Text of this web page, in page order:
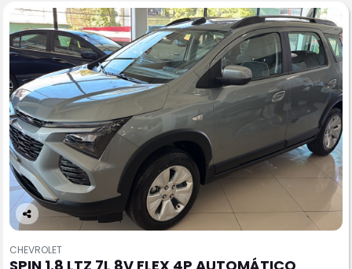
Co
pa
CHEVROLET